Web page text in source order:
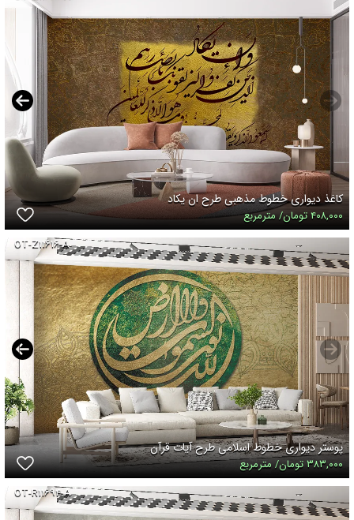
کاغذ دیواری خطوط مذهبی طرح ان یکاد
۴۰۸,۰۰۰ تومان/ مترمربع
OT-Z۱۱۶۱۶-A
پوستر دیواری خطوط اسلامی طرح آیات قرآن
۳۸۳,۰۰۰ تومان/ مترمربع
OT-R۱۱۶۹۴-A